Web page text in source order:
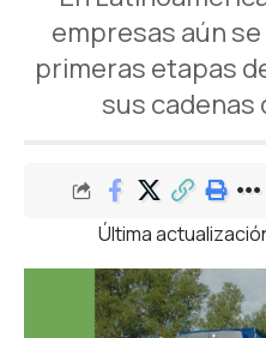
empresas aún
primeras etapas
sus cadenas
Última